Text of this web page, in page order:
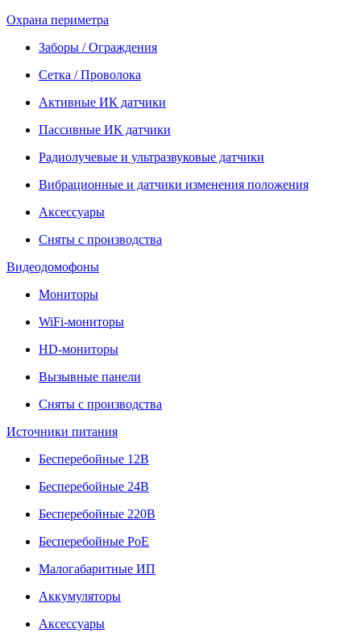
Охрана периметра
Заборы / Ограждения
Сетка / Проволока
Активные ИК датчики
Пассивные ИК датчики
Радиолучевые и ультразвуковые датчики
Вибрационные и датчики изменения положения
Аксессуары
Сняты с производства
Видеодомофоны
Мониторы
WiFi-мониторы
HD-мониторы
Вызывные панели
Сняты с производства
Источники питания
Бесперебойные 12В
Бесперебойные 24В
Бесперебойные 220В
Бесперебойные PoE
Малогабаритные ИП
Аккумуляторы
Аксессуары